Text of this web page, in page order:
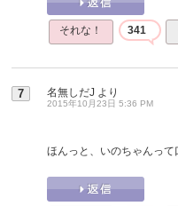
それな！ 341
7 名無しだJ より
2015年10月23日 5:36 PM
ほんっと、いのちゃんって